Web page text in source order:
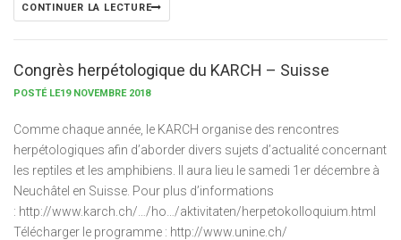
CONTINUER LA LECTURE
Congrès herpétologique du KARCH – Suisse
POSTÉ LE19 NOVEMBRE 2018
Comme chaque année, le KARCH organise des rencontres
herpétologiques afin d’aborder divers sujets d’actualité concernant
les reptiles et les amphibiens. Il aura lieu le samedi 1er décembre à
Neuchâtel en Suisse. Pour plus d’informations
: http://www.karch.ch/…/ho…/aktivitaten/herpetokolloquium.html
Télécharger le programme : http://www.unine.ch/